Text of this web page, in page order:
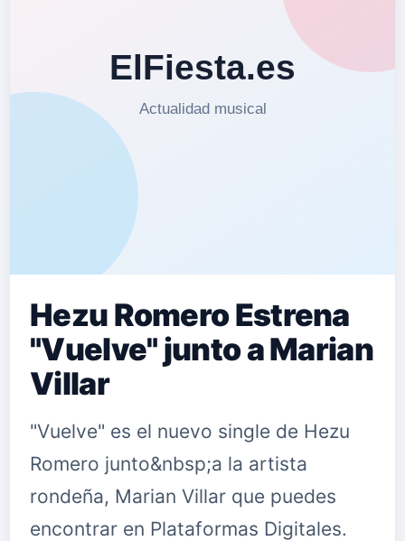
Hezu Romero Estrena
"Vuelve" junto a Marian
Villar
"Vuelve" es el nuevo single de Hezu
Romero junto&nbsp;a la artista
rondeña, Marian Villar que puedes
encontrar en Plataformas Digitales.